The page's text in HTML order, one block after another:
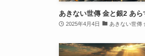
あきない世傳 金と銀2 あ
2025年4月4日 あきない世傳